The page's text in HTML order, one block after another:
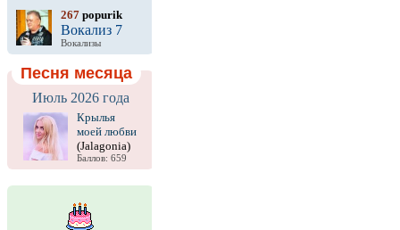
267 popurik
Вокализ 7
Вокализы
Песня месяца
Июль 2026 года
Крылья
моей любви
(Jalagonia)
Баллов: 659